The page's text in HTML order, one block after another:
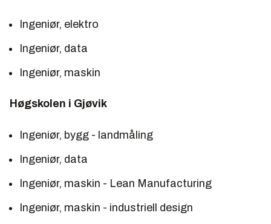
Ingeniør, elektro
Ingeniør, data
Ingeniør, maskin
Høgskolen i Gjøvik
Ingeniør, bygg - landmåling
Ingeniør, data
Ingeniør, maskin - Lean Manufacturing
Ingeniør, maskin - industriell design